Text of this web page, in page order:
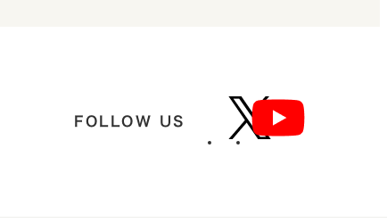
FOLLOW US